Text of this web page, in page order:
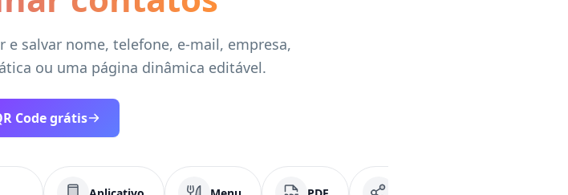
e salvar nome, telefone, e-mail, empresa,
ou uma página dinâmica editável.
Code grátis